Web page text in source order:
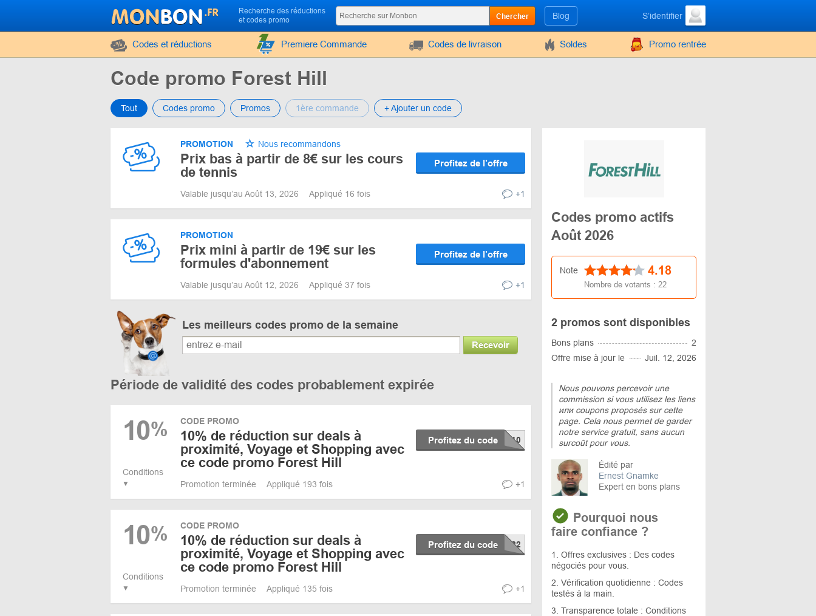
Recherche des réductions
et codes promo
Chercher Blog S’identifier
Codes et réductions Premiere Commande Codes de livraison Soldes Promo rentrée
Code promo Forest Hill
Tout Codes promo Promos 1ère commande + Ajouter un code
PROMOTION Nous recommandons
Prix bas à partir de 8€ sur les cours
de tennis
Profitez de l’offre
Valable jusqu’au Août 13, 2026 Appliqué 16 fois +1
PROMOTION
Prix mini à partir de 19€ sur les
formules d'abonnement
Profitez de l’offre
Valable jusqu’au Août 12, 2026 Appliqué 37 fois +1
Les meilleurs codes promo de la semaine
Recevoir
Période de validité des codes probablement expirée
10%
Conditions
CODE PROMO
10% de réduction sur deals à
proximité, Voyage et Shopping avec
ce code promo Forest Hill
Profitez du code
Promotion terminée Appliqué 193 fois +1
10%
Conditions
CODE PROMO
10% de réduction sur deals à
proximité, Voyage et Shopping avec
ce code promo Forest Hill
Profitez du code
Promotion terminée Appliqué 135 fois +1
Codes promo actifs
Août 2026
Note 4.18
Nombre de votants : 22
2 promos sont disponibles
Bons plans
2
Offre mise à jour le
Juil. 12, 2026
Nous pouvons percevoir une
commission si vous utilisez les liens
или coupons proposés sur cette
page. Cela nous permet de garder
notre service gratuit, sans aucun
surcoût pour vous.
Édité par
Ernest Gnamke
Expert en bons plans
Pourquoi nous
faire confiance ?
1. Offres exclusives : Des codes
négociés pour vous.
2. Vérification quotidienne : Codes
testés à la main.
3. Transparence totale : Conditions